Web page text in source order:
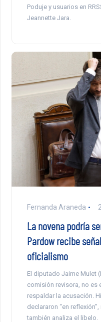
Poduje y usuarios en
Jeannette Jara.
Fernanda Araneda
La novena podría
Pardow recibe
oficialismo
El diputado Jaime Mulet
comisión revisora, no es
respaldar la acusación.
declararon “en
también analiza el libelo.